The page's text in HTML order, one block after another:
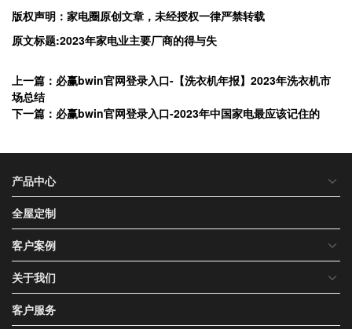
版权声明：家电圈原创文章，未经授权一律严禁转载
原文标题:2023年家电业主要厂商的得与失
上一篇：必赢bwin官网登录入口-【洗衣机年报】2023年洗衣机市
场总结
下一篇：必赢bwin官网登录入口-2023年中国家电最应该记住的
产品中心
全屋定制
客户案例
关于我们
客户服务